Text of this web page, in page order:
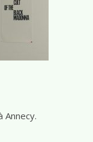
Annecy.